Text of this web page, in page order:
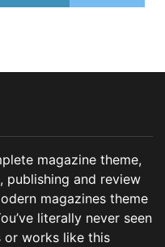
magazine theme,
publishing and review
magazines theme
literally never seen
or works like this